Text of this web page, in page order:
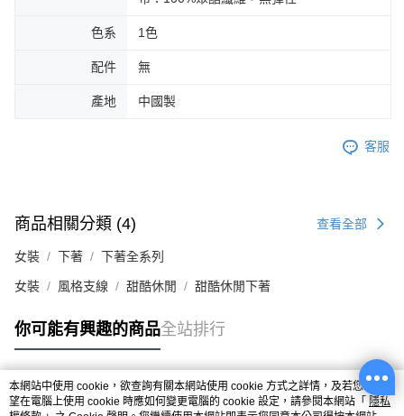
色系 1色
配件 無
產地 中國製
客服
商品相關分類 (4) 查看全部
女裝 下著 下著全系列
女裝 風格支線 甜酷休閒 甜酷休閒下著
你可能有興趣的商品全站排行
熱門標籤
本網站中使用 cookie，欲查詢有關本網站使用 cookie 方式之詳情，及若您不希
望在電腦上使用 cookie 時應如何變更電腦的 cookie 設定，請參閱本網站「 隱私